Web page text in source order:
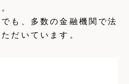
も、多数の金融機関で法
だいています。